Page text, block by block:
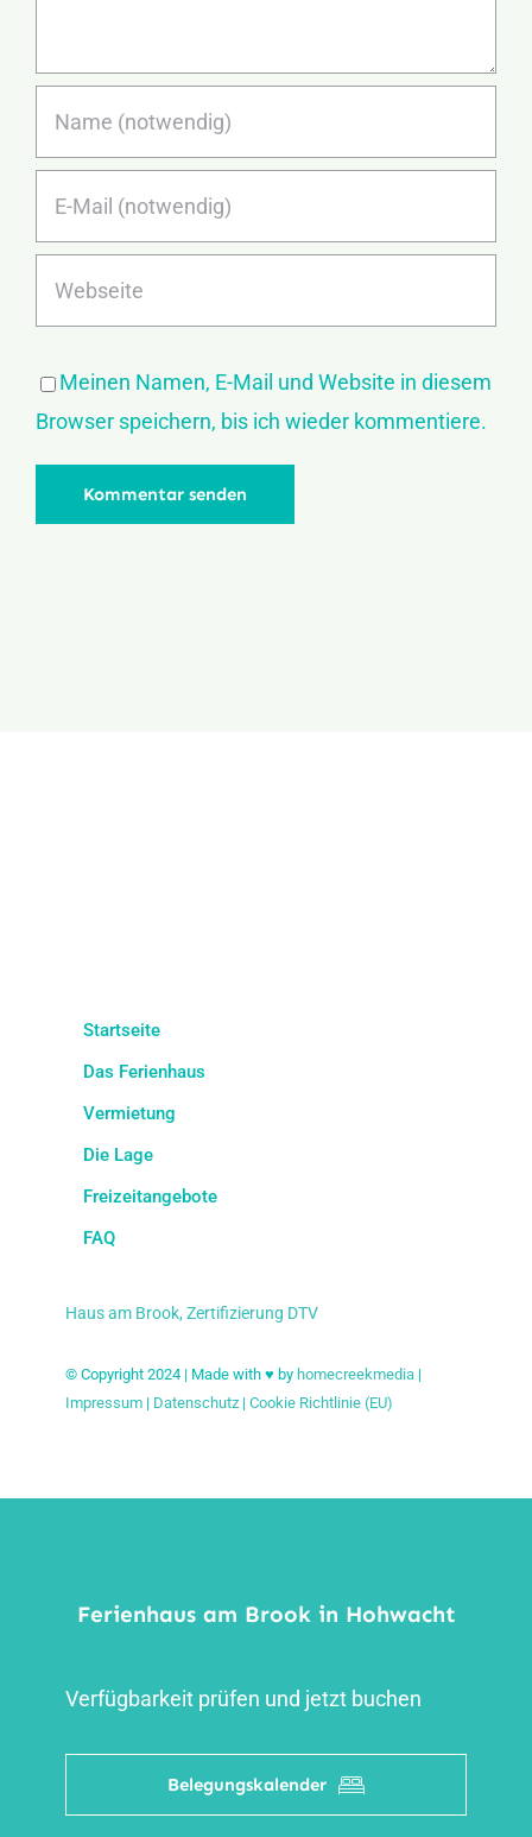
Meinen Namen, E-Mail und Website in diesem
Browser speichern, bis ich wieder kommentiere.
Startseite
Das Ferienhaus
Vermietung
Die Lage
Freizeitangebote
FAQ
Haus am Brook, Zertifizierung DTV
© Copyright 2024 | Made with ♥ by homecreekmedia |
Impressum | Datenschutz | Cookie Richtlinie (EU)
Ferienhaus am Brook in Hohwacht
Verfügbarkeit prüfen und jetzt buchen
Belegungskalender